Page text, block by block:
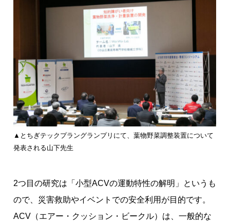
▲とちぎテックプラングランプリにて、葉物野菜調整装置について
発表される山下先生
2つ目の研究は「小型ACVの運動特性の解明」というも
ので、災害救助やイベントでの安全利用が目的です。
ACV（エアー・クッション・ビークル）は、一般的な